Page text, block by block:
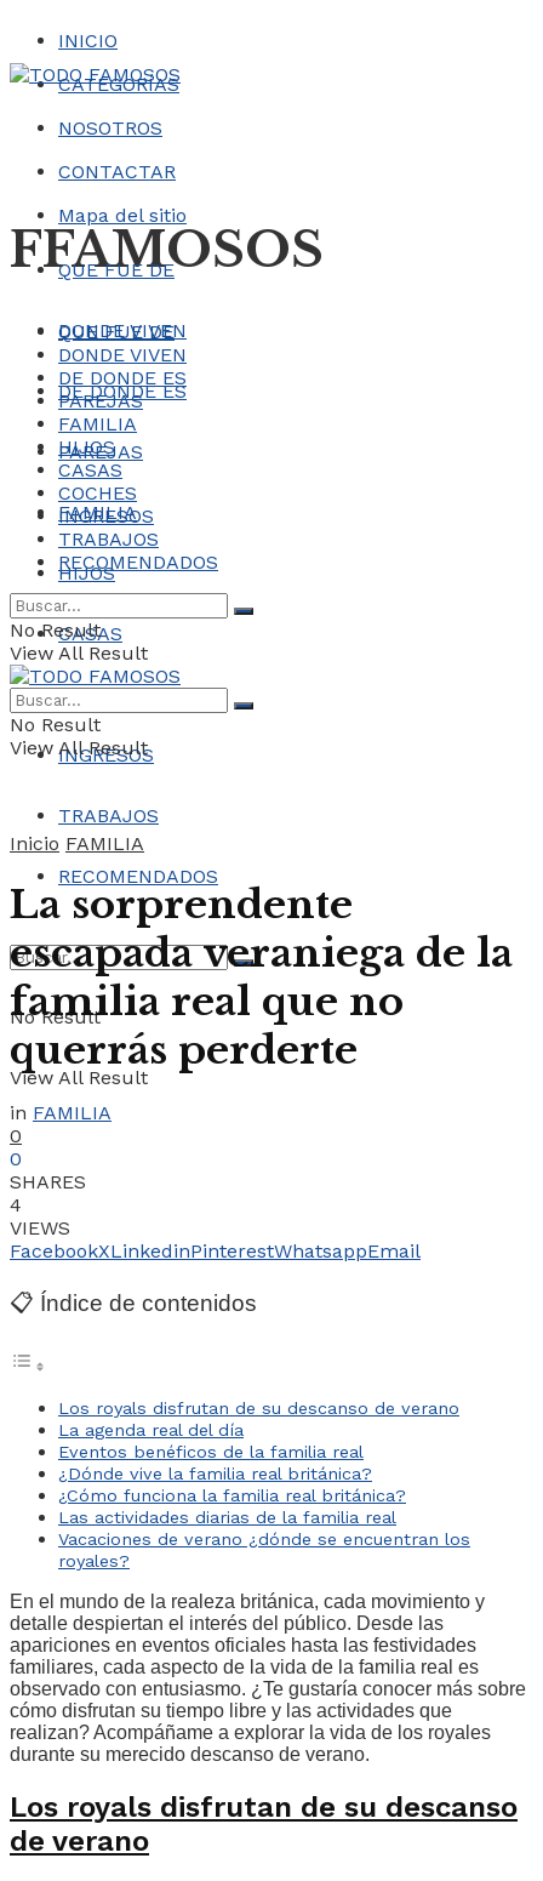
INICIO
CATEGORÍAS
NOSOTROS
CONTACTAR
Mapa del sitio
FFAMOSOS
QUE FUE DE
DONDE VIVEN
DE DONDE ES
PAREJAS
FAMILIA
HIJOS
CASAS
COCHES
INGRESOS
TRABAJOS
RECOMENDADOS
No Result
View All Result
QUE FUE DE
DONDE VIVEN
DE DONDE ES
PAREJAS
FAMILIA
HIJOS
CASAS
COCHES
INGRESOS
TRABAJOS
RECOMENDADOS
No Result
View All Result
No Result
View All Result
Inicio FAMILIA
La sorprendente
escapada veraniega de la
familia real que no
querrás perderte
in FAMILIA
0
0
SHARES
4
VIEWS
FacebookXLinkedinPinterestWhatsappEmail
📋 Índice de contenidos
Los royals disfrutan de su descanso de verano
La agenda real del día
Eventos benéficos de la familia real
¿Dónde vive la familia real británica?
¿Cómo funciona la familia real británica?
Las actividades diarias de la familia real
Vacaciones de verano ¿dónde se encuentran los
royales?
En el mundo de la realeza británica, cada movimiento y
detalle despiertan el interés del público. Desde las
apariciones en eventos oficiales hasta las festividades
familiares, cada aspecto de la vida de la familia real es
observado con entusiasmo. ¿Te gustaría conocer más sobre
cómo disfrutan su tiempo libre y las actividades que
realizan? Acompáñame a explorar la vida de los royales
durante su merecido descanso de verano.
Los royals disfrutan de su descanso
de verano